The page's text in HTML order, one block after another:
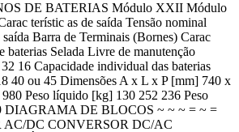
DE BATERIAS Módulo XXII Módulo
terístic as de saída Tensão nominal
Barra de Terminais (Bornes) Carac
baterias Selada Livre de manutenção
16 Capacidade individual das baterias
40 ou 45 Dimensões A x L x P [mm] 740 x
Peso líquido [kg] 130 252 236 Peso
DIAGRAMA DE BLOCOS ~ ~ ~ = ~ =
AC/DC CONVERSOR DC/AC